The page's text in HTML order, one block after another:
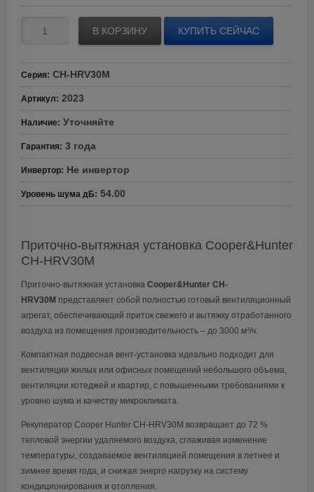
В КОРЗИНУ КУПИТЬ СЕЙЧАС
Серия: CH-HRV30M
Артикул: 2023
Наличие: Уточняйте
Гарантия: 3 года
Инвертор: Не инвертор
Уровень шума дБ: 54.00
Приточно-вытяжная установка Cooper&Hunter
CH-HRV30M
Приточно-вытяжная установка Сooper&Hunter CH-
HRV30M представляет собой полностью готовый вентиляционный
агрегат, обеспечивающий приток свежего и вытяжку отработанного
воздуха из помещения производительность – до 3000 м³/ч.
Компактная подвесная вент-установка идеально подходит для
вентиляции жилых или офисных помещений небольшого объема,
вентиляции котеджей и квартир, с повышенными требованиями к
уровню шума и качеству микроклимата.
Рекуператор Сooper Hunter CH-HRV30M возвращает до 72 %
тепловой энергии удаляемого воздуха, сглаживая изменение
температуры, создаваемое вентиляцией помещения в летнее и
зимнее время года, и снижая энерго нагрузку на систему
кондиционирования и отопления.